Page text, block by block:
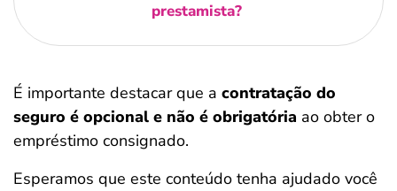
prestamista?
É importante destacar que a contratação do
seguro é opcional e não é obrigatória ao obter o
empréstimo consignado.
Esperamos que este conteúdo tenha ajudado você